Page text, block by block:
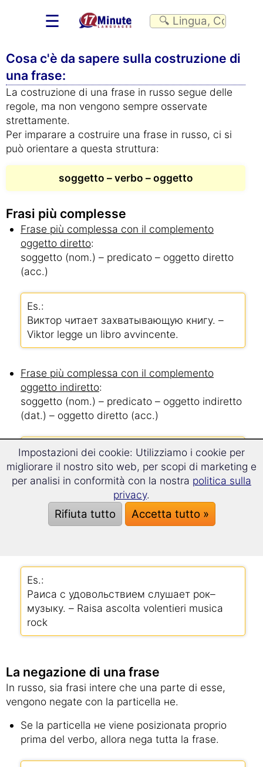
☰
Cosa c'è da sapere sulla costruzione di
una frase:
La costruzione di una frase in russo segue delle
regole, ma non vengono sempre osservate
strettamente.
Per imparare a costruire una frase in russo, ci si
può orientare a questa struttura:
soggetto – verbo – oggetto
Frasi più complesse
Frase più complessa con il complemento
oggetto diretto:
soggetto (nom.) – predicato – oggetto diretto
(acc.)
Es.:
Виктор читает захватывающую книгу. –
Viktor legge un libro avvincente.
Frase più complessa con il complemento
oggetto indiretto:
soggetto (nom.) – predicato – oggetto indiretto
(dat.) – oggetto diretto (acc.)
Es.:
Виктор покупает маме букет цветов –
Viktor compra alla madre un mazzo di fiori
Frase più complessa con particella avverbiale
Es.:
Раиса с удовольствием слушает рок–
музыку. – Raisa ascolta volentieri musica
rock
La negazione di una frase
In russo, sia frasi intere che una parte di esse,
vengono negate con la particella не.
Se la particella не viene posizionata proprio
prima del verbo, allora nega tutta la frase.
Impostazioni dei cookie: Utilizziamo i cookie per
migliorare il nostro sito web, per scopi di marketing e
per analisi in conformità con la nostra politica sulla
privacy.
Rifiuta tutto Accetta tutto »